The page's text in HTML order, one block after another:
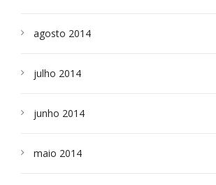
agosto 2014
julho 2014
junho 2014
maio 2014